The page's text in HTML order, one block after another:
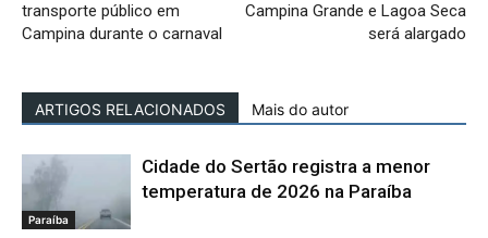
transporte público em
Campina durante o carnaval
Campina Grande e Lagoa Seca
será alargado
ARTIGOS RELACIONADOS Mais do autor
Paraíba
Cidade do Sertão registra a menor
temperatura de 2026 na Paraíba